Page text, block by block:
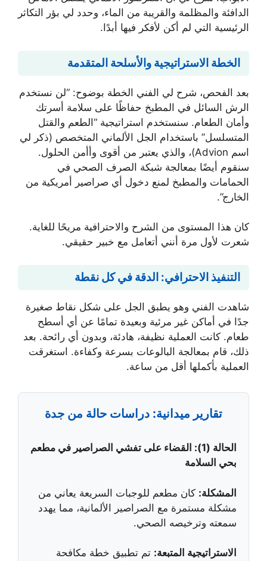
الدافئة والمظلمة والقريبة من الماء، وحدد لي بؤر التكاثر
الرئيسية التي لم أكن لأفكر فيها أبدًا.
الخطة الاستراتيجية والأسلحة المتقدمة
بعد الفحص، شرح لي الفني الخطة بوضوح: “لن نستخدم
الرش السائل في المطبخ حفاظًا على سلامة أسرتك
وأمان الطعام. سنستخدم استراتيجية “الطعم والقتل
المتسلسل” باستخدام الجل الألماني المتخصص (ذكر لي
اسم Advion)، والذي يعتبر من أقوى وأأمن الحلول.
سنقوم أيضًا بمعالجة شبكة الصرف الصحي في
الحمامات والمطبخ لمنع دخول أي صراصير أمريكية من
الخارج”.
كان هذا المستوى من الشرح والاحترافية مريحًا للغاية.
شعرت لأول مرة أنني أتعامل مع خبير حقيقي.
التنفيذ الاحترافي: الدقة في كل نقطة
شاهدت الفني وهو يطبق الجل على شكل نقاط صغيرة
جدًا في أماكن غير مرئية وبعيدة تمامًا عن أي أسطح
طعام. كانت العملية نظيفة، هادئة، وبدون أي رائحة. بعد
ذلك، قام بمعالجة البالوعات بسرعة وكفاءة. استغرقت
العملية بأكملها أقل من ساعة.
تقارير ميدانية: دراسات حالة من جدة
الحالة (1): القضاء على تفشي الصراصير في مطعم
بحي السلامة
المشكلة: كان مطعم للوجبات السريعة يعاني من
مشكلة مستمرة مع الصراصير الألمانية، مما يهدد
سمعته وترخيصه الصحي.
الاستراتيجية المتبعة: تم تطبيق خطة مكافحة